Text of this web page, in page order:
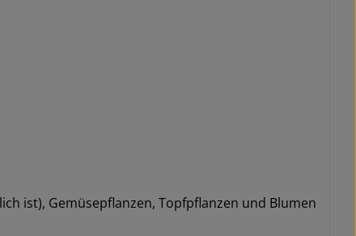
ist), Gemüsepflanzen, Topfpflanzen und Blumen